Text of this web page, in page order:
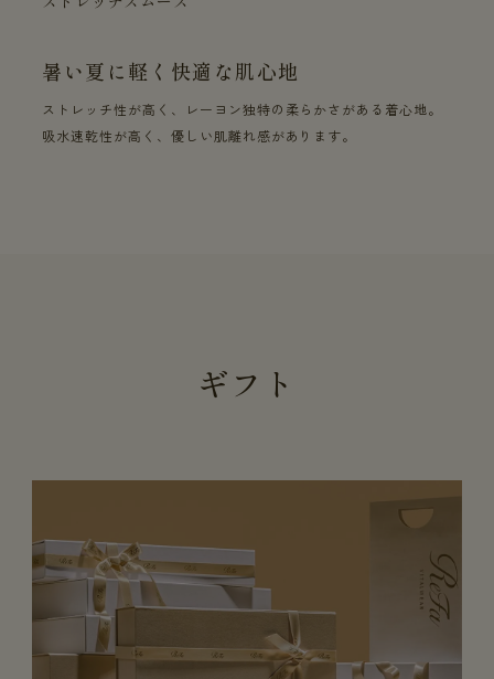
暑い夏に軽く快適な肌心地
ストレッチ性が高く、レーヨン独特の柔らかさがある着心地。
吸水速乾性が高く、優しい肌離れ感があります。
ギフト